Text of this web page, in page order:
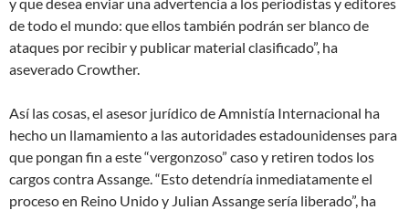
de todo el mundo: que ellos también podrán ser blanco de
ataques por recibir y publicar material clasificado”, ha
aseverado Crowther.
Así las cosas, el asesor jurídico de Amnistía Internacional ha
hecho un llamamiento a las autoridades estadounidenses para
que pongan fin a este “vergonzoso” caso y retiren todos los
cargos contra Assange. “Esto detendría inmediatamente el
proceso en Reino Unido y Julian Assange sería liberado”, ha